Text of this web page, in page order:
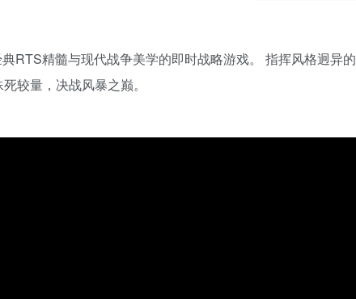
RTS精髓与现代战争美学的即时战略游戏。 指挥风格迥异的
较量，决战风暴之巅。